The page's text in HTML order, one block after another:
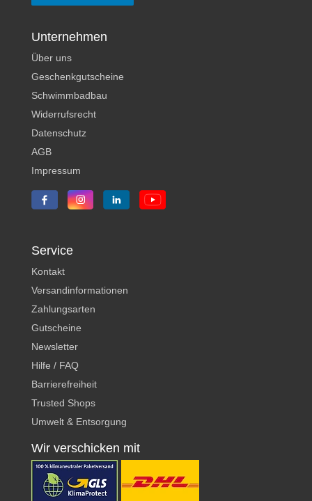
Unternehmen
Über uns
Geschenkgutscheine
Schwimmbadbau
Widerrufsrecht
Datenschutz
AGB
Impressum
Service
Kontakt
Versandinformationen
Zahlungsarten
Gutscheine
Newsletter
Hilfe / FAQ
Barrierefreiheit
Trusted Shops
Umwelt & Entsorgung
Wir verschicken mit